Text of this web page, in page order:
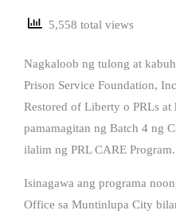
5,558 total views
Nagkaloob ng tulong at
Prison Service Foundation,
Restored of Liberty o PRLs
pamamagitan ng Batch 4 ng
ilalim ng PRL CARE Program.
Isinagawa ang programa
Office sa Muntinlupa City